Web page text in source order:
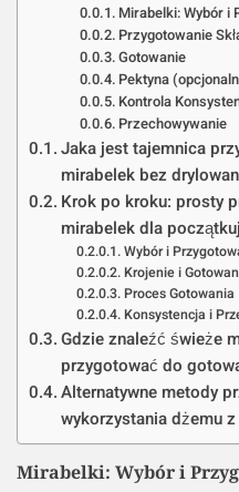
Mirabelki: Wybór i
Przygotowanie
Gotowanie
Pektyna
Kontrola
Przechowywanie
Jaka jest tajemnica
mirabelek bez
Krok po kroku: prosty
mirabelek dla
Wybór i
Krojenie i
Proces Gotowania
Konsystencja i
Gdzie znaleźć świeże
przygotować do
Alternatywne metody
wykorzystania dżemu
Mirabelki: Wybór i